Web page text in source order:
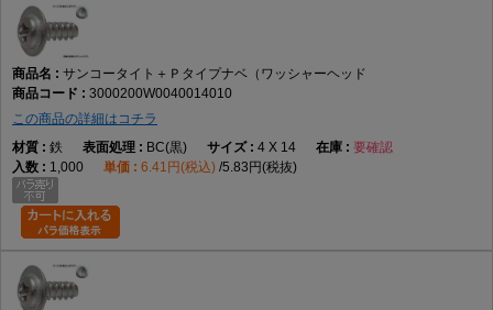
サンコータイト＋Ｐタイプナベ（ワッシャーヘッド
3000200W0040014010
この商品の詳細はコチラ
鉄
BC(黒) 4 X 14
要確認
1,000
6.41円(税込) 5.83円(税抜)